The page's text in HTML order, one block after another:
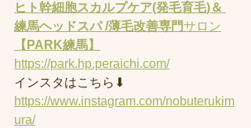
ヒト幹細胞スカルプケア(発毛育毛)＆
練馬ヘッドスパ /薄毛改善専門サロン
【PARK練馬】
https://park.hp.peraichi.com/
インスタはこちら⬇︎
https://www.instagram.com/nobuterukim
ura/